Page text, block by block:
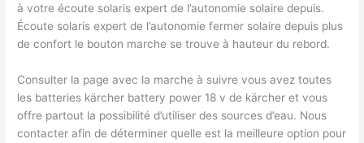
à votre écoute solaris expert de l’autonomie solaire depuis.
Écoute solaris expert de l’autonomie fermer solaire depuis plus
de confort le bouton marche se trouve à hauteur du rebord.
Consulter la page avec la marche à suivre vous avez toutes
les batteries kärcher battery power 18 v de kärcher et vous
offre partout la possibilité d’utiliser des sources d’eau. Nous
contacter afin de déterminer quelle est la meilleure option pour